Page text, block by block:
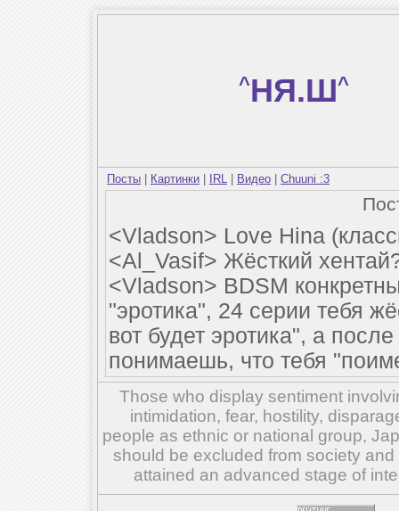
^НЯ.Ш^
Посты Картинки IRL Видео Chuuni :3
<Vladson> Love Hina
<Al_Vasif> Жёсткий
<Vladson> BDSM
"эротика", 24 серии тебя
вот будет эротика", а
понимаешь, что тебя
Those who display sentiment
intimidation, fear, hostility,
people as ethnic or national group,
should be excluded from society
attained an advanced stage of